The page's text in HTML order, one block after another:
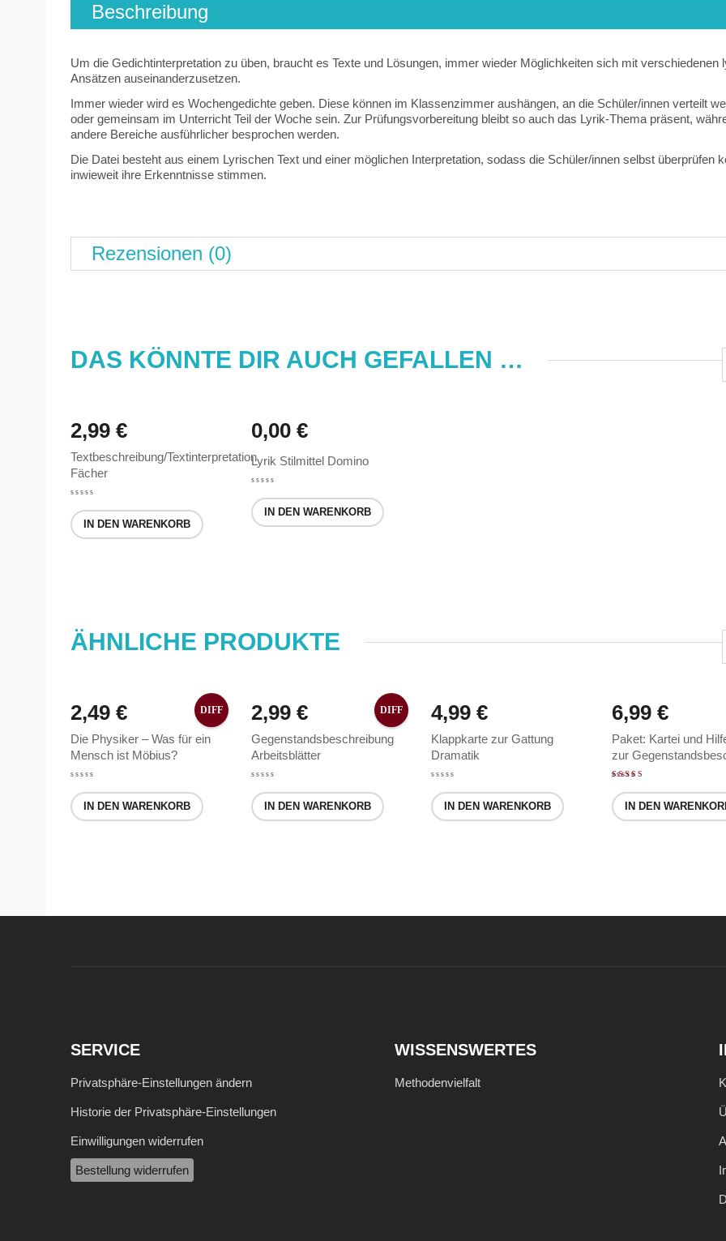
Beschreibung
Um die Gedichtinterpretation zu üben, braucht es Texte und Lösungen, immer wieder Möglichkeiten sich mit verschiedenen
Ansätzen auseinanderzusetzen.
Immer wieder wird es Wochengedichte geben. Diese können im Klassenzimmer aushängen, an die Schüler/innen verteilt
oder gemeinsam im Unterricht Teil der Woche sein. Zur Prüfungsvorbereitung bleibt so auch das Lyrik-Thema präsent,
andere Bereiche ausführlicher besprochen werden.
Die Datei besteht aus einem Lyrischen Text und einer möglichen Interpretation, sodass die Schüler/innen selbst überprüfen
inwieweit ihre Erkenntnisse stimmen.
Rezensionen (0)
DAS KÖNNTE DIR AUCH GEFALLEN …
2,99 €
Textbeschreibung/Textinterpretation
Fächer
IN DEN WARENKORB
0,00 €
Lyrik Stilmittel Domino
IN DEN WARENKORB
ÄHNLICHE PRODUKTE
DIFF
2,49 €
Die Physiker – Was für ein
Mensch ist Möbius?
IN DEN WARENKORB
DIFF
2,99 €
Gegenstandsbeschreibung
Arbeitsblätter
IN DEN WARENKORB
4,99 €
Klappkarte zur Gattung
Dramatik
IN DEN WARENKORB
6,99 €
Paket: Kartei und
zur
5.00
von 5
IN DEN
SERVICE
Privatsphäre-Einstellungen ändern
Historie der Privatsphäre-Einstellungen
Einwilligungen widerrufen
Bestellung widerrufen
WISSENSWERTES
Methodenvielfalt